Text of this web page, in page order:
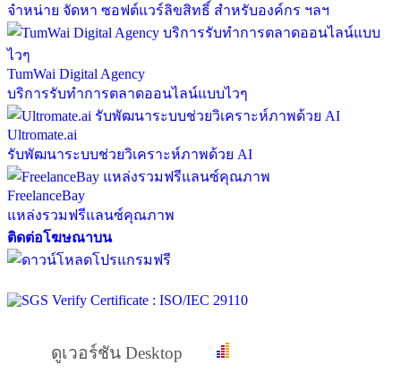
จำหน่าย จัดหา ซอฟต์แวร์ลิขสิทธิ์ สำหรับองค์กร ฯลฯ
TumWai Digital Agency
บริการรับทำการตลาดออนไลน์แบบไวๆ
Ultromate.ai
รับพัฒนาระบบช่วยวิเคราะห์ภาพด้วย AI
FreelanceBay
แหล่งรวมฟรีแลนซ์คุณภาพ
ติดต่อโฆษณาบน
ดูเวอร์ชัน Desktop